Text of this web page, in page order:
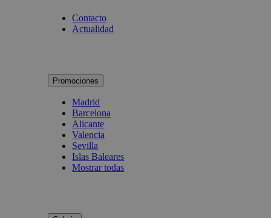
Contacto
Actualidad
Promociones
Madrid
Barcelona
Alicante
Valencia
Sevilla
Islas Baleares
Mostrar todas